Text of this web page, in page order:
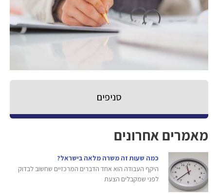
סניפים
מאמרים אחרונים
כמה שעות זה משרה מלאה בישראל?
היקף העבודה הוא אחד הדברים המרכזיים שחשוב לבדוק
לפני שמקבלים הצעת